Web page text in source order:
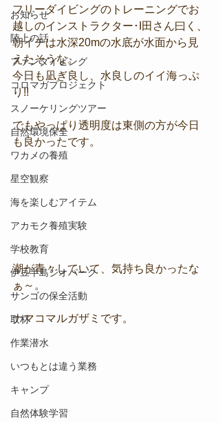
お知らせ
陸上の話
ファンダイビング
コロマガプロジェクト
スノーケリングツアー
自然環境保全
ワカメの養殖
星空観察
海を楽しむアイテム
アカモク養殖実験
学校教育
伊豆半島ジオパーク
サンゴの保全活動
取材
作業潜水
いつもとは違う業務
キャンプ
自然体験学習
フリーダイビングのトレーニングでお
越しのインストラクター･I田さん曰く、
朝イチは水深20mの水底が水面から見
えたそうな。
今日も凪ぎ良し、水良しのイイ海っぷ
り!!
でもやっぱり透明度は東側の方が今日
も良かったです。
潮が青々していて、気持ち良かったな
ぁ～。
ナマコマルガザミです。